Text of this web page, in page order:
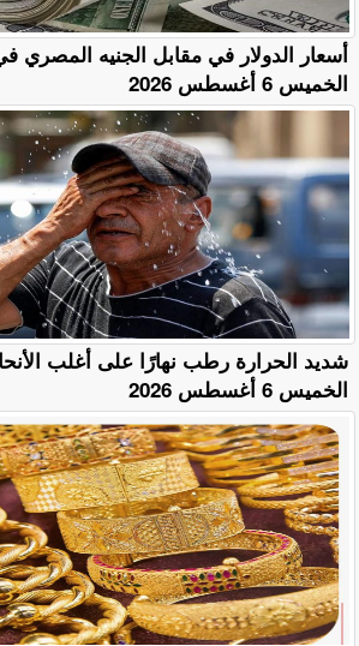
أسعار الدولار في مقابل الجنيه المصري
الخميس 6 أغسطس 2026
​شديد الحرارة رطب نهارًا على أغلب
الخميس 6 أغسطس 2026